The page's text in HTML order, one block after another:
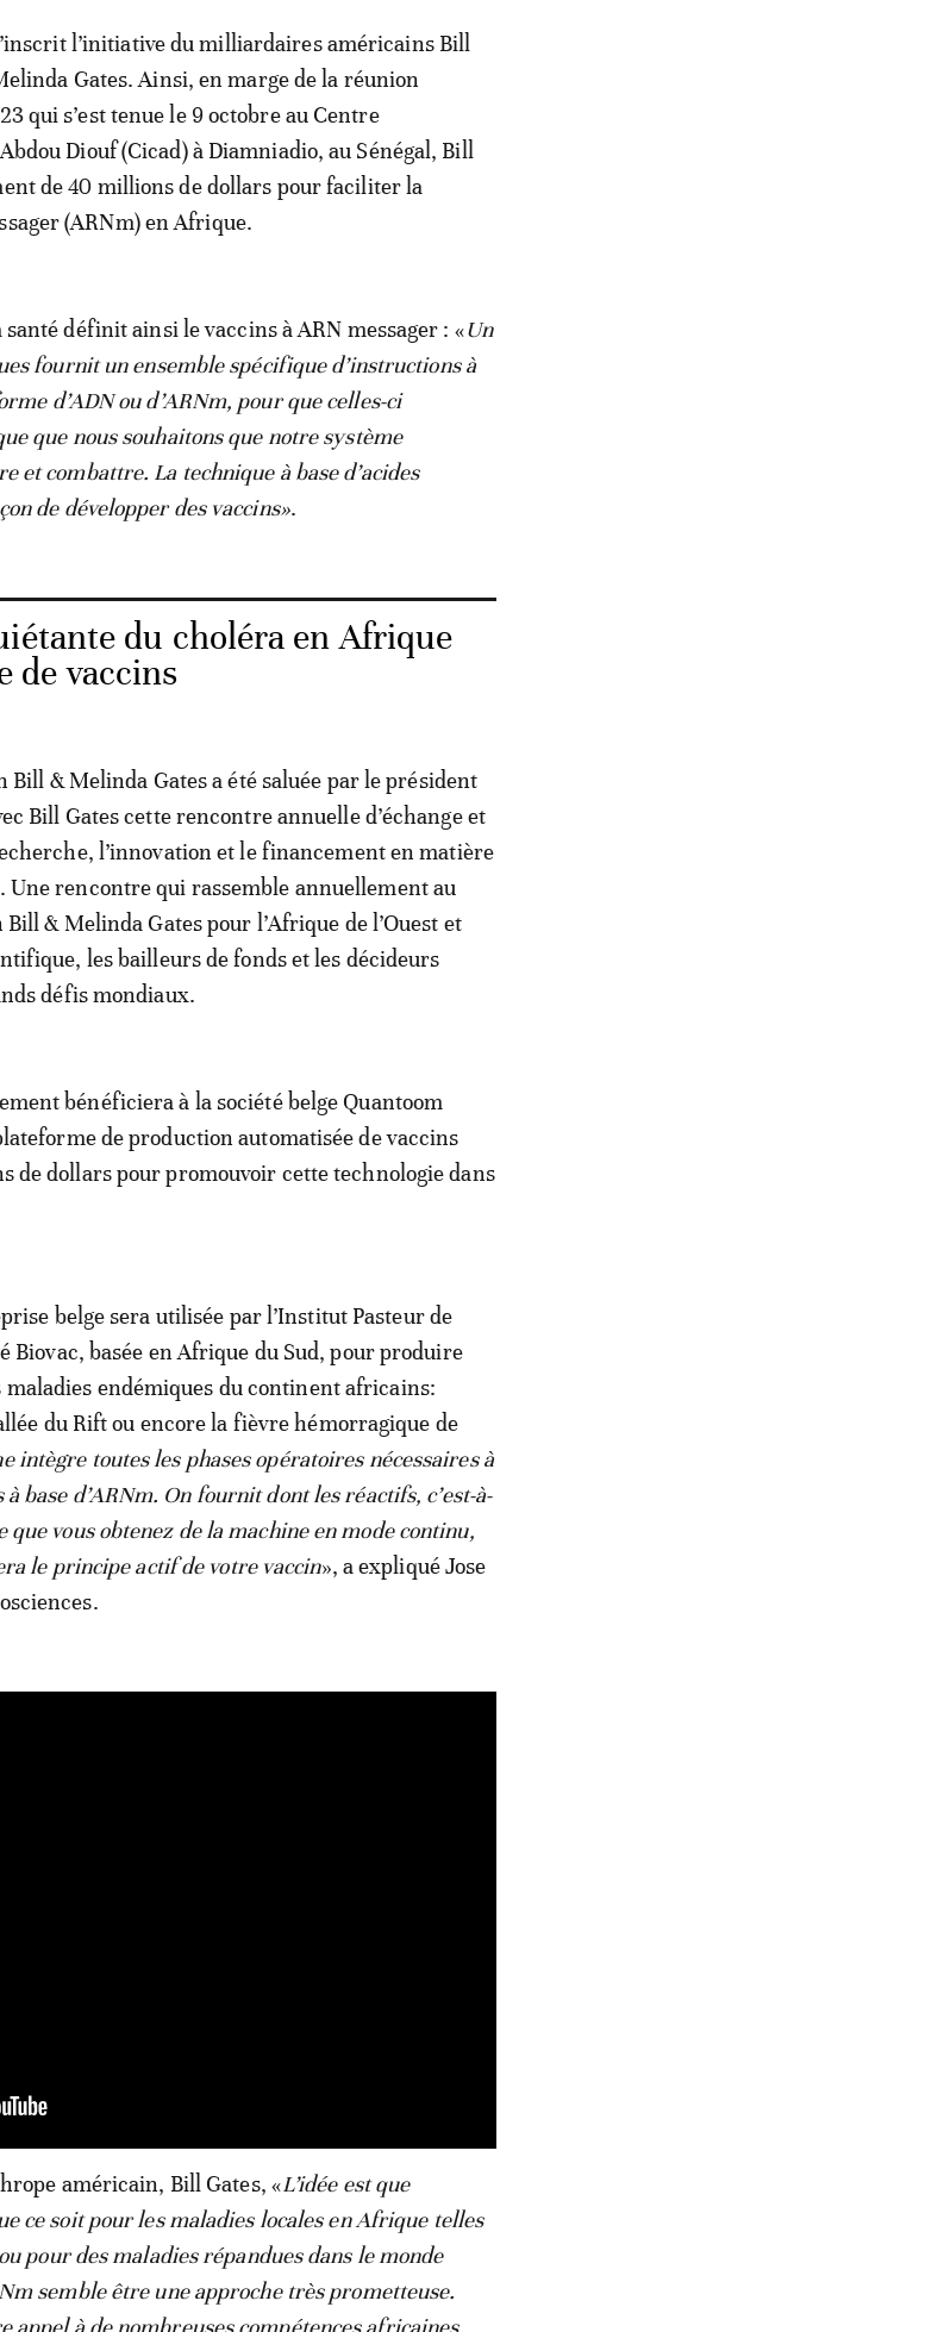
l’initiative du milliardaires américains Bill
Gates. Ainsi, en marge de la réunion
qui s’est tenue le 9 octobre au Centre
Diouf (Cicad) à Diamniadio, au Sénégal, Bill
de 40 millions de dollars pour faciliter la
(ARNm) en Afrique.
définit ainsi le vaccins à ARN messager : «Un
fournit un ensemble spécifique d’instructions à
d’ADN ou d’ARNm, pour que celles-ci
que nous souhaitons que notre système
et combattre. La technique à base d’acides
de développer des vaccins».
du choléra en Afrique
de vaccins
Bill & Melinda Gates a été saluée par le président
Bill Gates cette rencontre annuelle d’échange et
l’innovation et le financement en matière
Une rencontre qui rassemble annuellement au
& Melinda Gates pour l’Afrique de l’Ouest et
les bailleurs de fonds et les décideurs
défis mondiaux.
bénéficiera à la société belge Quantoom
de production automatisée de vaccins
de dollars pour promouvoir cette technologie dans
belge sera utilisée par l’Institut Pasteur de
Biovac, basée en Afrique du Sud, pour produire
maladies endémiques du continent africains:
du Rift ou encore la fièvre hémorragique de
intègre toutes les phases opératoires nécessaires à
base d’ARNm. On fournit dont les réactifs, c’est-à-
vous obtenez de la machine en mode continu,
le principe actif de votre vaccin», a expliqué Jose
américain, Bill Gates, «L’idée est que
ce soit pour les maladies locales en Afrique telles
pour des maladies répandues dans le monde
semble être une approche très prometteuse.
appel à de nombreuses compétences africaines